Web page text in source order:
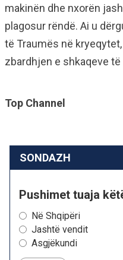
makinën dhe nxorën
plagosur rëndë. Ai u
të Traumës në
zbardhjen e shkaqeve
Top Channel
SONDAZH
Pushimet tuaja
Në Shqipëri
Jashtë vendit
Asgjëkundi